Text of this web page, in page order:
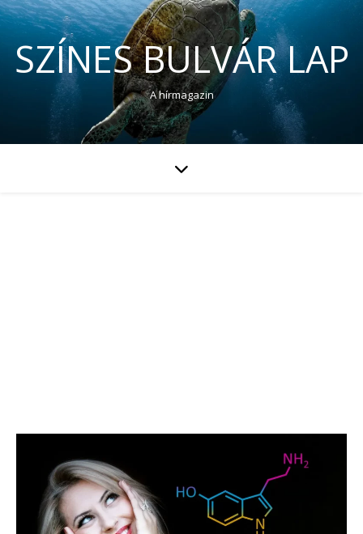
SZÍNES BULVÁR LAP
A hírmagazin